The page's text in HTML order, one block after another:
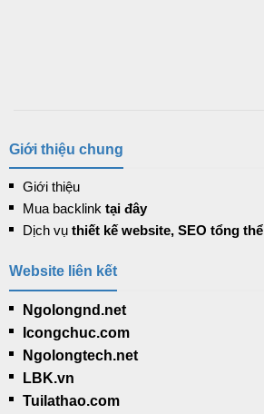
Giới thiệu chung
Giới thiệu
Mua backlink tại đây
Dịch vụthiết kế website, SEO tổng thể
Website liên kết
Ngolongnd.net
Icongchuc.com
Ngolongtech.net
LBK.vn
Tuilathao.com